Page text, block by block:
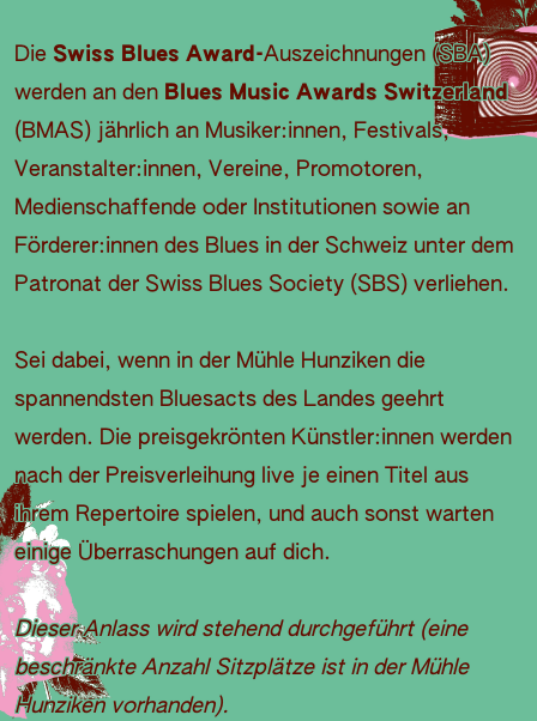
Die Swiss Blues Award-Auszeichnungen (SBA)
werden an den Blues Music Awards Switzerland
(BMAS) jährlich an Musiker:innen, Festivals,
Veranstalter:innen, Vereine, Promotoren,
Medienschaffende oder Institutionen sowie an
Förderer:innen des Blues in der Schweiz unter dem
Patronat der Swiss Blues Society (SBS) verliehen.
Sei dabei, wenn in der Mühle Hunziken die
spannendsten Bluesacts des Landes geehrt
werden. Die preisgekrönten Künstler:innen werden
nach der Preisverleihung live je einen Titel aus
ihrem Repertoire spielen, und auch sonst warten
einige Überraschungen auf dich.
Dieser Anlass wird stehend durchgeführt (eine
beschränkte Anzahl Sitzplätze ist in der Mühle
Hunziken vorhanden).